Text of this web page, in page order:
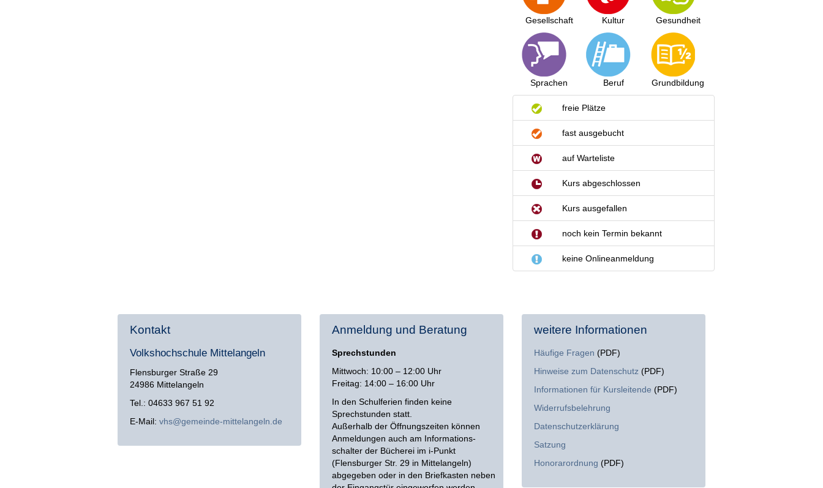
Gesellschaft
Sprachen
Kultur
Beruf
Gesundheit
Grundbildung
freie Plätze
fast ausgebucht
auf Warteliste
Kurs abgeschlossen
Kurs ausgefallen
noch kein Termin bekannt
keine Onlineanmeldung
Kontakt
Volkshochschule Mittelangeln
Flensburger Straße 29
24986 Mittelangeln
Tel.: 04633 967 51 92
E-Mail: vhs@gemeinde-mittelangeln.de
Anmeldung und Beratung
Sprechstunden
Mittwoch: 10:00 – 12:00 Uhr
Freitag: 14:00 – 16:00 Uhr
In den Schulferien finden keine
Sprechstunden statt.
Außerhalb der Öffnungszeiten können
Anmeldungen auch am Informations­
schalter der Bücherei im i-Punkt
(Flensburger Str. 29 in Mittelangeln)
abgegeben oder in den Briefkasten neben
weitere Informationen
Häufige Fragen (PDF)
Hinweise zum Datenschutz (PDF)
Informationen für Kursleitende (PDF)
Widerrufsbelehrung
Datenschutzerklärung
Satzung
Honorarordnung (PDF)